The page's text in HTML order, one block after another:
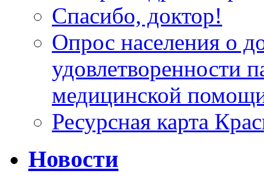
Спасибо, доктор!
Опрос населения о
удовлетворенности
медицинской
Ресурсная карта
Новости